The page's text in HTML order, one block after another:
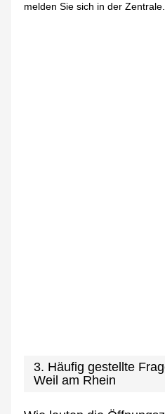
melden Sie sich in der Zentrale.
3. Häufig gestellte
Weil am Rhein